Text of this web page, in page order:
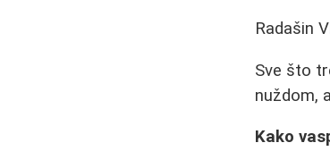
Radašin
Sve što
nuždom,
Kako